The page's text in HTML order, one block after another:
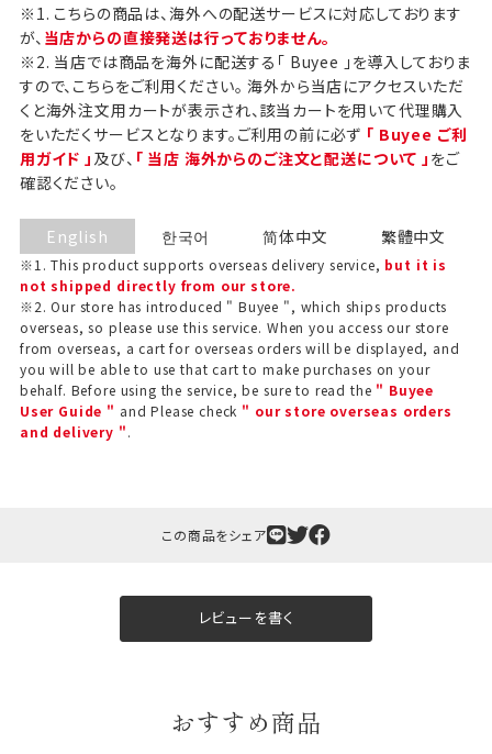
当店でギフト対応の商品をご購入いただきますと、熨
斗（のし）掛け・ギフト包装・手提げ袋を無料サービス
しております。
包装紙について
※1. こちらの商品は、海外への配送サービスに対応しております
が、 当店からの直接発送は行っておりません。
※2. 当店では商品を海外に配送する「 Buyee 」を導入しておりま
すので、こちらをご利用ください。 海外から当店にアクセスいただ
くと海外注文用カートが表示され、該当カートを用いて代理購入
をいただくサービスとなります。ご利用の前に必ず 「 Buyee ご利
用ガイド 」 及び、 「 当店 海外からのご注文と配送について 」 をご
確認ください。
English
※1. This product supports overseas delivery service, but it is
not shipped directly from our store.
※2. Our store has introduced " Buyee ", which ships products
overseas, so please use this service. When you access our store
from overseas, a cart for overseas orders will be displayed, and
you will be able to use that cart to make purchases on your
behalf. Before using the service, be sure to read the " Buyee
User Guide " and Please check " our store overseas orders
and delivery ".
한국어 简体中文 繁體中文
この商品をシェア
レビューを書く
おすすめ商品